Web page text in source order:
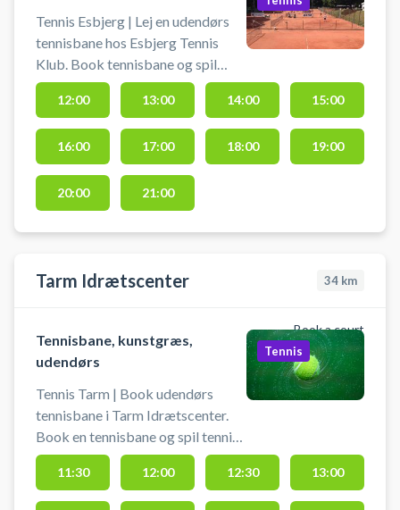
Medbring selv ketcher og bolde.
Tennis Esbjerg | Lej en udendørs
tennisbane hos Esbjerg Tennis
Klub. Book tennisbane og spil
tennis i Esbjerg på en udendørs
grusbane. Medbring selv ketcher
og bolde.
12:00 13:00 14:00 15:00
16:00 17:00 18:00 19:00
20:00 21:00
Tarm Idrætscenter 34 km
Book a court
Tennisbane, kunstgræs,
udendørs
Tennis Tarm | Book udendørs
tennisbane i Tarm Idrætscenter.
Book en tennisbane og spil tennis i
Tarm på en af de udendørs
kunstgræs tennisbaner. Booking
af tennisbane er inkl. lån af ketcher
Tennis
11:30 12:00 12:30 13:00